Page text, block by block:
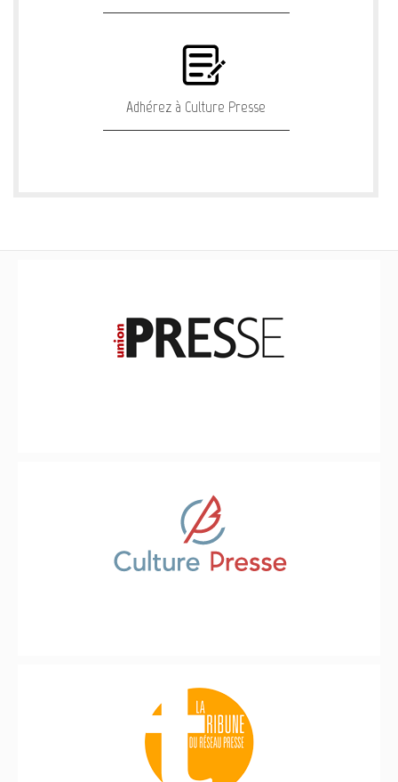
Adhérez à Culture Presse